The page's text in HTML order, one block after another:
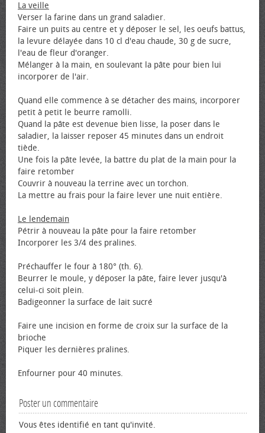
La veille
Verser la farine dans un grand saladier.
Faire un puits au centre et y déposer le sel, les œufs battus,
la levure délayée dans 10 cl d'eau chaude, 30 g de sucre,
l'eau de fleur d'oranger.
Mélanger à la main, en soulevant la pâte pour bien lui
incorporer de l'air.
Quand elle commence à se détacher des mains, incorporer
petit à petit le beurre ramolli.
Quand la pâte est devenue bien lisse, la poser dans le
saladier, la laisser reposer 45 minutes dans un endroit
tiède.
Une fois la pâte levée, la battre du plat de la main pour la
faire retomber
Couvrir à nouveau la terrine avec un torchon.
La mettre au frais pour la faire lever une nuit entière.
Le lendemain
Pétrir à nouveau la pâte pour la faire retomber
Incorporer les 3/4 des pralines.
Préchauffer le four à 180° (th. 6).
Beurrer le moule, y déposer la pâte, faire lever jusqu'à
celui-ci soit plein.
Badigeonner la surface de lait sucré
Faire une incision en forme de croix sur la surface de la
brioche
Piquer les dernières pralines.
Enfourner pour 40 minutes.
Poster un commentaire
Vous êtes identifié en tant qu'invité.